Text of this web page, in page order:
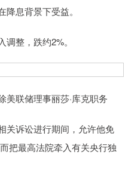
息背景下受益。
整，跌约2%。
联储理事丽莎·库克职务
诉讼进行期间，允许他免
把最高法院牵入有关央行独